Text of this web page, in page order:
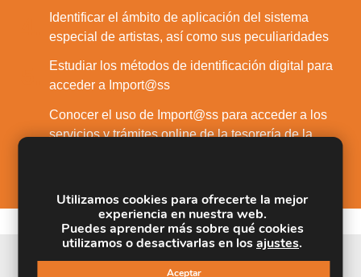
Identificar el ámbito de aplicación del sistema
especial de artistas, así como sus peculiaridades
Estudiar los métodos de identificación digital para
acceder a Import@ss
6.
Conocer el uso de Import@ss para acceder a los
servicios y trámites online de la tesorería de la
Utilizamos cookies para ofrecerte la mejor
experiencia en nuestra web.
Puedes aprender más sobre qué cookies
utilizamos o desactivarlas en losajustes.
Aceptar